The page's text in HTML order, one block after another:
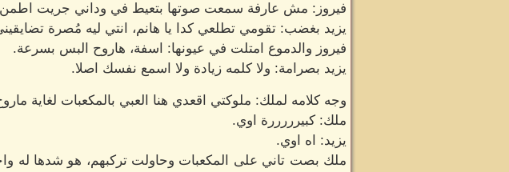
فيروز: مش عارفة سمعت صوتها بتعيط في وداني جريت اطمن
يزيد بغضب: تقومي تطلعي كدا يا هانم، انتي ليه مُصرة
فيروز والدموع امتلت في عيونها: اسفة، هاروح البس بسرعة.
يزيد بصرامة: ولا كلمه زيادة ولا اسمع نفسك اصلا.
وجه كلامه لملك: ملوكتي اقعدي هنا العبي بالمكعبات لغاية
ملك: كبيرررررة اوي.
يزيد: اه اوي.
ملك بصت تاني على المكعبات وحاولت تركبهم، هو شدها له